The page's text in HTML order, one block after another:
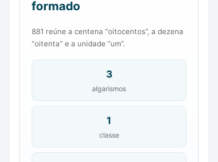
formado
881 reúne a centena “oitocentos”, a dezena
“oitenta” e a unidade “um”.
3
algarismos
1
classe